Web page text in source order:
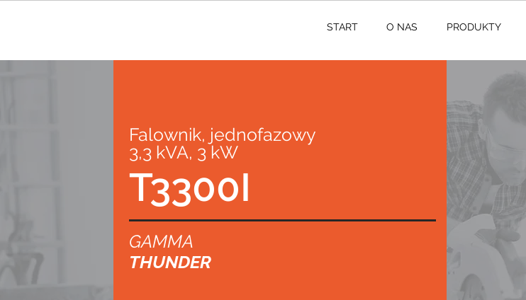
START O NAS PRODUKTY
Falownik, jednofazowy
3,3 kVA, 3 kW
T3300I
GAMMA
THUNDER